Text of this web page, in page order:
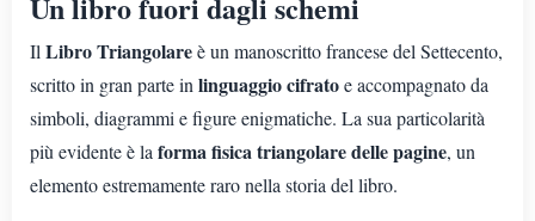
Il Libro Triangolareè un manoscritto francese del Settecento,
scritto in gran parte in linguaggio cifratoe accompagnato da
simboli, diagrammi e figure enigmatiche. La sua particolarità
più evidente è la forma fisica triangolare delle pagine, un
elemento estremamente raro nella storia del libro.